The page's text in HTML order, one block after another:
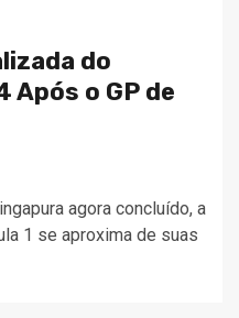
do
Após o GP de
agora concluído, a
1 se aproxima de suas